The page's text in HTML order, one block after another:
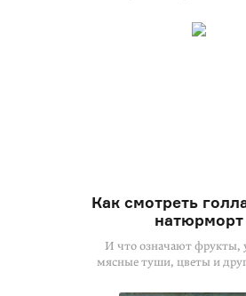
Как смотреть
натюрморт
И что означают фрукты,
мясные туши, цветы и